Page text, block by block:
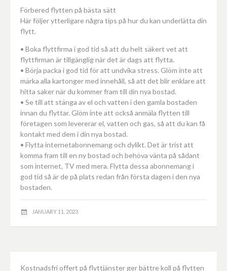
Förbered flytten på bästa sätt
Här följer ytterligare några tips på hur du kan underlätta din
flytt.
• Boka flyttfirma i god tid så att du helt säkert vet att
flyttfirman är tillgänglig när det är dags att flytta.
• Börja packa i god tid för att undvika stress. Glöm inte att
märka alla kartonger med innehåll, så att det blir enklare att
hitta saker när du kommer fram till din nya bostad.
• Se till att stänga av el och vatten i den gamla bostaden
innan du flyttar. Glöm inte att också anmäla flytten till
företagen som levererar el, vatten och gas, så att du kan få
kontakt med dem i din nya bostad.
• Flytta internetabonnemang och dylikt. Det är trist att
komma fram till en ny bostad och behöva vänta på sådant
som internet, TV med mera. Flytta dessa abonnemang i
god tid så är de på plats redan från första dagen i den nya
bostaden.
JANUARY 11, 2023
Kostnadsfri offert på flyttjänster ger bättre koll på flytten